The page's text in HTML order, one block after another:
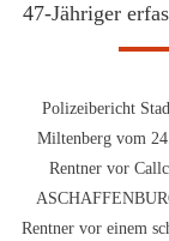
47-Jähriger
Polizeibericht
Miltenberg vom
Rentner vor
Rentner vor einem